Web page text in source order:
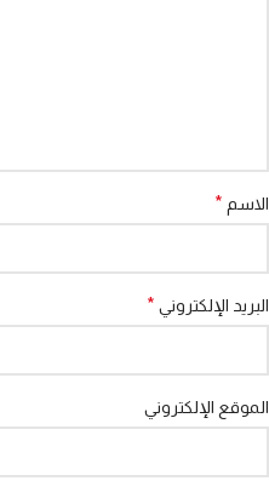
الاسم *
البريد الإلكتروني *
الموقع الإلكتروني